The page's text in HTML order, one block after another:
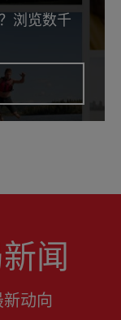
浏览数千
闻
动向